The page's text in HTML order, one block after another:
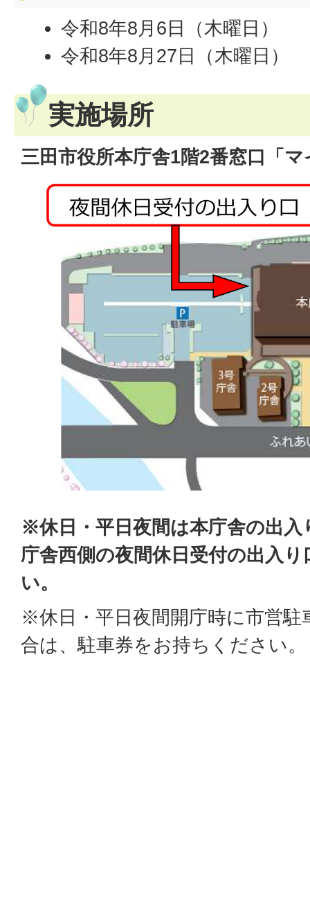
令和8年8月6日（木曜日）
令和8年8月27日（木曜日）
実施場所
三田市役所本庁舎1階2番窓口「
※休日・平日夜間は本庁舎の出
庁舎西側の夜間休日受付の出入
い。
※休日・平日夜間開庁時に市営駐
合は、駐車券をお持ちください。